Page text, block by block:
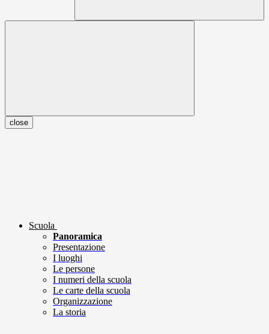
close
Scuola
Panoramica
Presentazione
I luoghi
Le persone
I numeri della scuola
Le carte della scuola
Organizzazione
La storia